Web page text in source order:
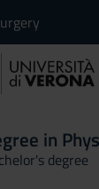
in
degree